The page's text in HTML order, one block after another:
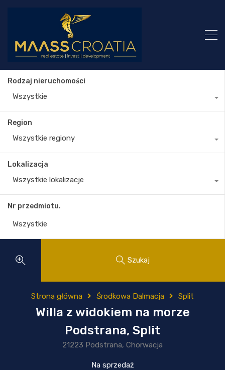
Rodzaj nieruchomości
Wszystkie
Region
Wszystkie regiony
Lokalizacja
Wszystkie lokalizacje
Nr przedmiotu.
Szukaj
Strona główna Środkowa Dalmacja Split
Willa z widokiem na morze
Podstrana, Split
21223 Podstrana, Chorwacja
Na sprzedaż